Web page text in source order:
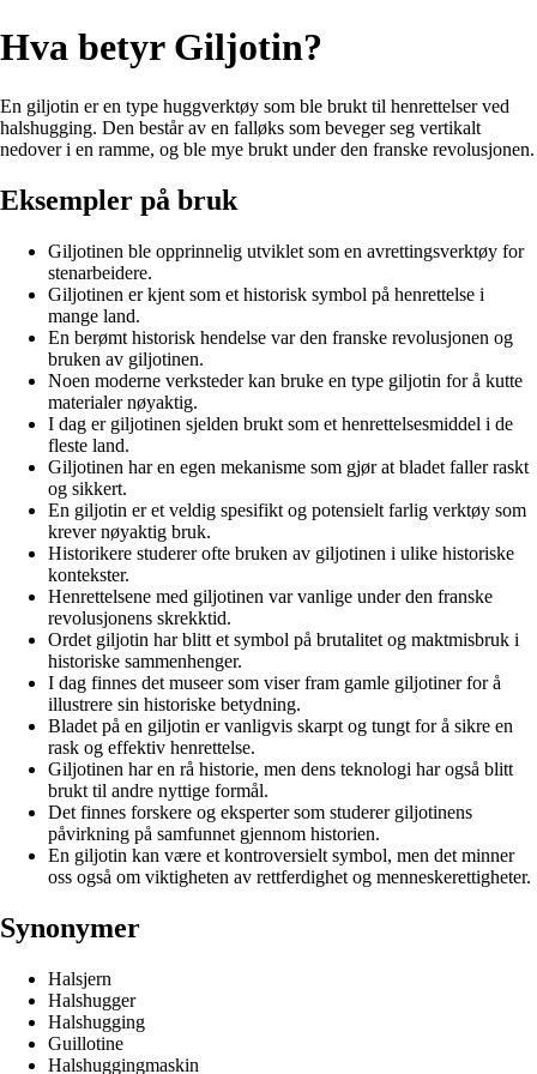
Hva betyr Giljotin?
En giljotin er en type huggverktøy som ble brukt til henrettelser ved
halshugging. Den består av en falløks som beveger seg vertikalt
nedover i en ramme, og ble mye brukt under den franske revolusjonen.
Eksempler på bruk
Giljotinen ble opprinnelig utviklet som en avrettingsverktøy for
stenarbeidere.
Giljotinen er kjent som et historisk symbol på henrettelse i
mange land.
En berømt historisk hendelse var den franske revolusjonen og
bruken av giljotinen.
Noen moderne verksteder kan bruke en type giljotin for å kutte
materialer nøyaktig.
I dag er giljotinen sjelden brukt som et henrettelsesmiddel i de
fleste land.
Giljotinen har en egen mekanisme som gjør at bladet faller raskt
og sikkert.
En giljotin er et veldig spesifikt og potensielt farlig verktøy som
krever nøyaktig bruk.
Historikere studerer ofte bruken av giljotinen i ulike historiske
kontekster.
Henrettelsene med giljotinen var vanlige under den franske
revolusjonens skrekktid.
Ordet giljotin har blitt et symbol på brutalitet og maktmisbruk i
historiske sammenhenger.
I dag finnes det museer som viser fram gamle giljotiner for å
illustrere sin historiske betydning.
Bladet på en giljotin er vanligvis skarpt og tungt for å sikre en
rask og effektiv henrettelse.
Giljotinen har en rå historie, men dens teknologi har også blitt
brukt til andre nyttige formål.
Det finnes forskere og eksperter som studerer giljotinens
påvirkning på samfunnet gjennom historien.
En giljotin kan være et kontroversielt symbol, men det minner
oss også om viktigheten av rettferdighet og menneskerettigheter.
Synonymer
Halsjern
Halshugger
Halshugging
Guillotine
Halshuggingmaskin